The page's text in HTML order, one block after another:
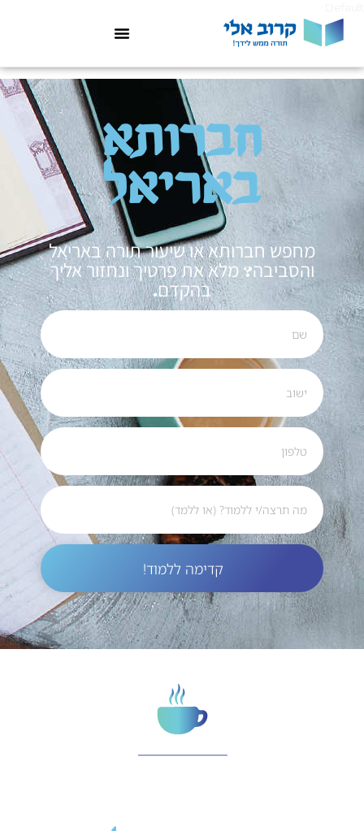
חברותא
באריאל
מחפש חברותא או שיעור תורה באריאל
והסביבה? מלא את פרטיך ונחזור אליך
בהקדם.
קדימה ללמוד!